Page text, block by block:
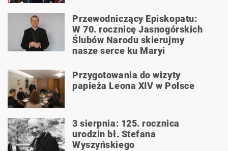
Przewodniczący Episkopatu:
W 70. rocznicę Jasnogórskich
Ślubów Narodu skierujmy
nasze serce ku Maryi
Przygotowania do wizyty
papieża Leona XIV w Polsce
3 sierpnia: 125. rocznica
urodzin bł. Stefana
Wyszyńskiego